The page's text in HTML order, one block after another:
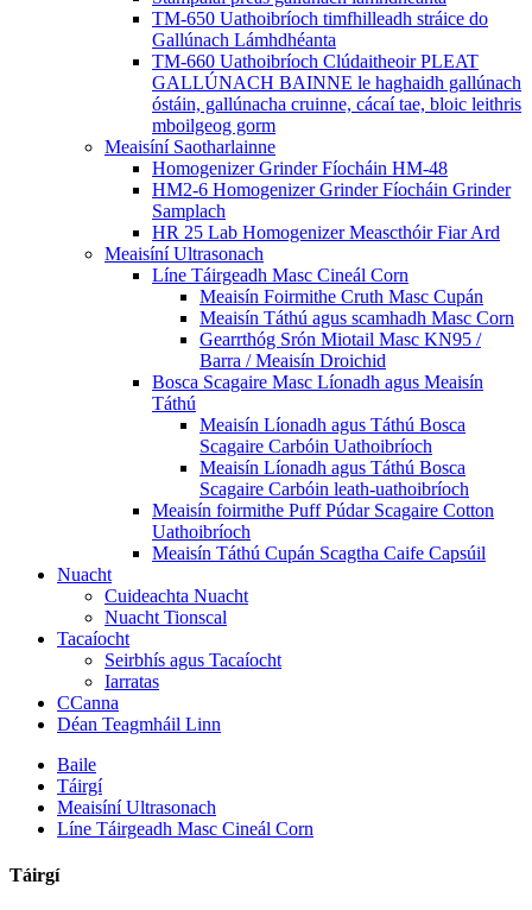
TM-650 Uathoibríoch timfhilleadh stráice do
Gallúnach Lámhdhéanta
TM-660 Uathoibríoch Clúdaitheoir PLEAT
GALLÚNACH BAINNE le haghaidh gallúnach
óstáin, gallúnacha cruinne, cácaí tae, bloic leithris
mboilgeog gorm
Meaisíní Saotharlainne
Homogenizer Grinder Fíocháin HM-48
HM2-6 Homogenizer Grinder Fíocháin Grinder
Samplach
HR 25 Lab Homogenizer Meascthóir Fiar Ard
Meaisíní Ultrasonach
Líne Táirgeadh Masc Cineál Corn
Meaisín Foirmithe Cruth Masc Cupán
Meaisín Táthú agus scamhadh Masc Corn
Gearrthóg Srón Miotail Masc KN95 /
Barra / Meaisín Droichid
Bosca Scagaire Masc Líonadh agus Meaisín
Táthú
Meaisín Líonadh agus Táthú Bosca
Scagaire Carbóin Uathoibríoch
Meaisín Líonadh agus Táthú Bosca
Scagaire Carbóin leath-uathoibríoch
Meaisín foirmithe Puff Púdar Scagaire Cotton
Uathoibríoch
Meaisín Táthú Cupán Scagtha Caife Capsúil
Nuacht
Cuideachta Nuacht
Nuacht Tionscal
Tacaíocht
Seirbhís agus Tacaíocht
Iarratas
CCanna
Déan Teagmháil Linn
Baile
Táirgí
Meaisíní Ultrasonach
Líne Táirgeadh Masc Cineál Corn
Táirgí